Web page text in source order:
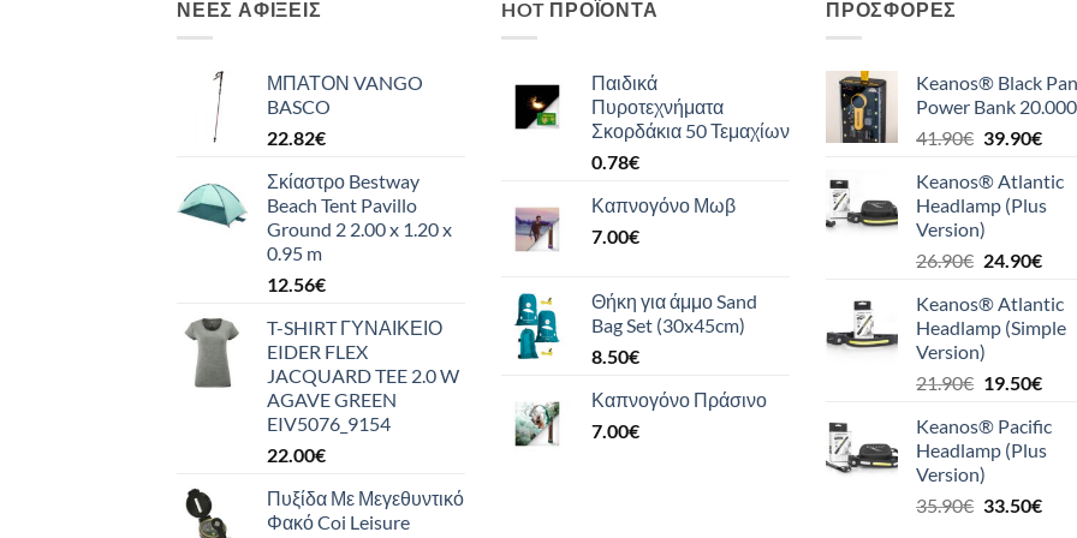
ΝΈΕΣ ΑΦΊΞΕΙΣ
ΜΠΑΤΟΝ VANGO
BASCO
22.82€
Σκίαστρο Bestway
Beach Tent Pavillo
Ground 2 2.00 x 1.20 x
0.95 m
12.56€
T-SHIRT ΓΥΝΑΙΚΕΙΟ
EIDER FLEX
JACQUARD TEE 2.0 W
AGAVE GREEN
EIV5076_9154
22.00€
Πυξίδα Με Μεγεθυντικό
Φακό Coi Leisure
HOT ΠΡΟΪΌΝΤΑ
Παιδικά
Πυροτεχνήματα
Σκορδάκια 50 Τεμαχίων
0.78€
Καπνογόνο Μωβ
7.00€
Θήκη για άμμο Sand
Bag Set (30x45cm)
8.50€
Καπνογόνο Πράσινο
7.00€
ΠΡΟΣΦΟΡΈΣ
Keanos® Black
Power Bank 20.000
41.90€ Original
was:
41.90€.
39.90€Η
τιμή
είναι:
Keanos® Atlantic
Headlamp (Plus
Version)
26.90€ Original
was:
26.90€.
24.90€Η
τιμή
είναι:
Keanos® Atlantic
Headlamp (Simple
Version)
21.90€ Original
was:
21.90€.
19.50€Η
τιμή
είναι:
Keanos® Pacific
Headlamp (Plus
Version)
35.90€ Original
33.50€Η